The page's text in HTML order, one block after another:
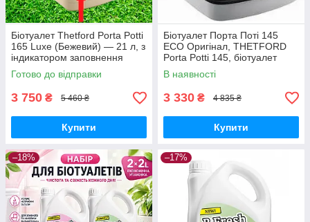
Біотуалет Thetford Porta Potti
165 Luxe (Бежевий) — 21 л, з
індикатором заповнення
Готово до відправки
3 750 ₴ 5 460 ₴
Купити
Біотуалет Порта Поті 145
ECO Оригінал, THETFORD
Porta Potti 145, біотуалет
портативний. Біотуалет
портативний.
В наявності
3 330 ₴ 4 835 ₴
Купити
–18% –17%